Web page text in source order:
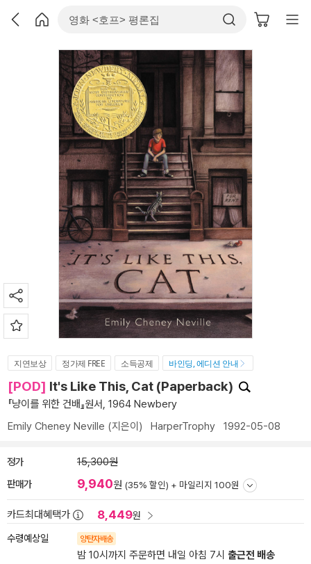
지연보상 정가제 FREE 소득공제 바인딩, 에디션 안내
[POD] It's Like This, Cat (Paperback)
『냥이를 위한 건배』원서, 1964 Newbery
Emily Cheney Neville (지은이) HarperTrophy 1992-05-08
정가 15,300원
판매가 9,940원 (35% 할인) + 마일리지 100원
카드최대혜택가 8,449원
수령예상일 양탄자배송
밤 10시까지 주문하면 내일 아침 7시 출근전 배송